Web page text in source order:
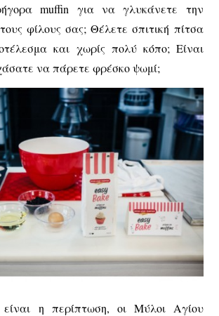
muffin για να γλυκάνετε την
φίλους σας; Θέλετε σπιτική πίτσα
και χωρίς πολύ κόπο; Είναι
να πάρετε φρέσκο ψωμί;
η περίπτωση, οι Μύλοι Αγίου